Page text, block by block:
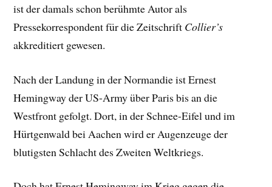
ist der damals schon berühmte Autor als
Pressekorrespondent für die Zeitschrift Collier’s
akkreditiert gewesen.
Nach der Landung in der Normandie ist Ernest
Hemingway der US-Army über Paris bis an die
Westfront gefolgt. Dort, in der Schnee-Eifel und im
Hürtgenwald bei Aachen wird er Augenzeuge der
blutigsten Schlacht des Zweiten Weltkriegs.